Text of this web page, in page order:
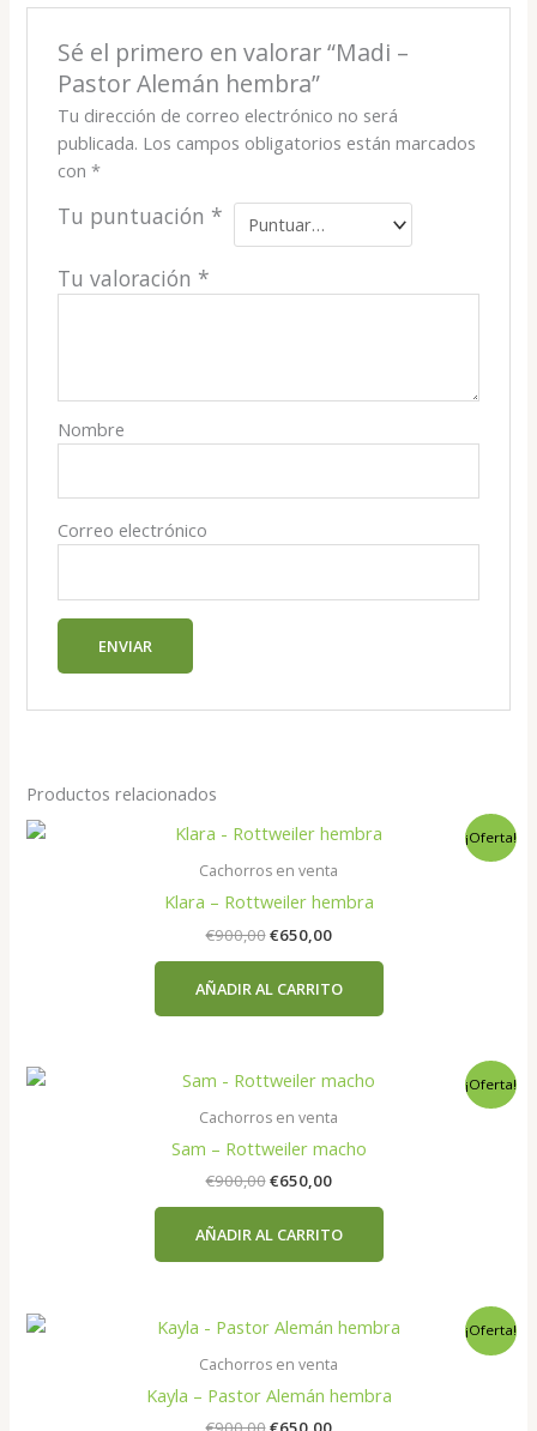
Sé el primero en valorar “Madi –
Pastor Alemán hembra”
Tu dirección de correo electrónico no será
publicada. Los campos obligatorios están marcados
con *
Tu puntuación *
Tu valoración *
Nombre
Correo electrónico
Productos relacionados
¡Oferta!
Cachorros en venta
Klara – Rottweiler hembra
€900,00El
era:
€900,00.
€650,00El
es:
€650,00.
AÑADIR AL CARRITO
¡Oferta!
Cachorros en venta
Sam – Rottweiler macho
€900,00El
era:
€900,00.
€650,00El
es:
€650,00.
AÑADIR AL CARRITO
¡Oferta!
Cachorros en venta
Kayla – Pastor Alemán hembra